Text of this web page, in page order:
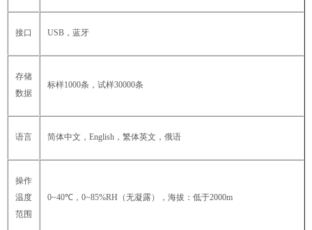
接口 USB，蓝牙
存储
数据
标样1000条，试样30000条
语言 简体中文，English，繁体英文，俄语
操作
温度
范围
0~40℃，0~85%RH（无凝露），海拔：低于2000m